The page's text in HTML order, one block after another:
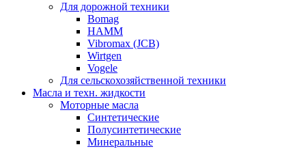
Для дорожной техники
Bomag
HAMM
Vibromax (JCB)
Wirtgen
Vogele
Для сельскохозяйственной техники
Масла и техн. жидкости
Моторные масла
Синтетические
Полусинтетические
Минеральные